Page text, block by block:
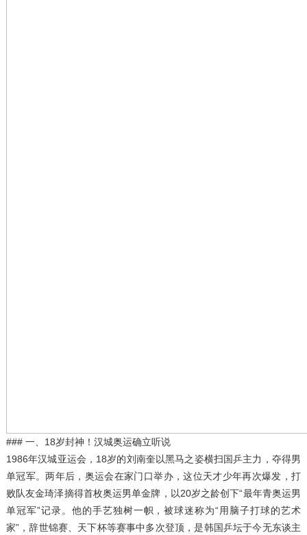
### 一、18岁封神！汉城奥运确立听说
1986年汉城亚运会，18岁的刘南奎以黑马之姿横扫国乒主力，夺得男
单冠军。两年后，奥运会在家门口举办，这位天才少年再次爆发，打
败队友金琦泽摘得首枚奥运男单金牌，以20岁之龄创下“最年青奥运男
单冠军”记录。他的手艺独树一帜，被球迷称为“用脑子打球的艺术
家”，辞世锦赛、天下杯等赛事中多次登顶，是韩国乒坛于今无东谈主